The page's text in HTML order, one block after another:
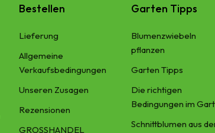
Bestellen
Lieferung​
Allgemeine
Verkaufsbedingungen
Unseren Zusagen
Rezensionen
GROSSHANDEL
Garten Tipps
Blumenzwiebeln
pflanzen
Garten Tipps
Die richtigen
Bedingungen im
Schnittblumen aus